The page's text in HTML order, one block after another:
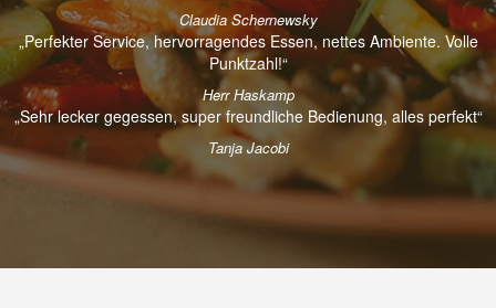
Claudia Schernewsky
„Perfekter Service, hervorragendes Essen, nettes Ambiente. Volle
Punktzahl!“
Herr Haskamp
„Sehr lecker gegessen, super freundliche Bedienung, alles perfekt“
Tanja Jacobi